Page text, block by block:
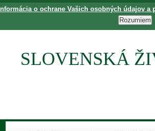
SLOVENSKÁ
Informácia o ochrane Vašich osobných údajov